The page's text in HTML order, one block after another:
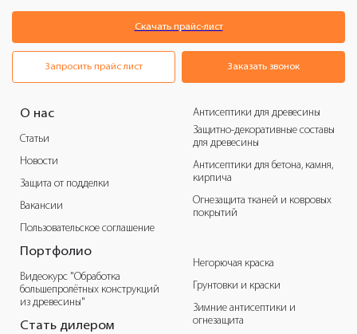
Скачать прайс-лист
Запросить прайс лист
О нас
Статьи
Новости
Защита от подделки
Вакансии
Пользовательское соглашение
Портфолио
Видеокурс "Обработка
большепролётных конструкций
из древесины"
Стать дилером
Антисептики для древесины
Защитно-декоративные составы
для древесины
Антисептики для бетона, камня,
кирпича
Огнезащита тканей и ковровых
покрытий
Негорючая краска
Грунтовки и краски
Зимние антисептики и
огнезащита
Заказать звонок